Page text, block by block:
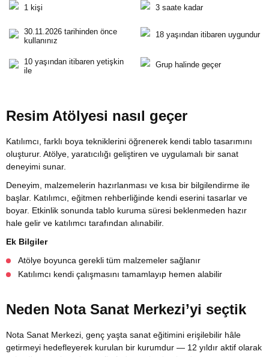
1 kişi 3 saate kadar
30.11.2026 tarihinden önce
kullanınız
18 yaşından itibaren uygundur
10 yaşından itibaren yetişkin
ile
Grup halinde geçer
Resim Atölyesi nasıl geçer
Katılımcı, farklı boya tekniklerini öğrenerek kendi tablo tasarımını
oluşturur. Atölye, yaratıcılığı geliştiren ve uygulamalı bir sanat
deneyimi sunar.
Deneyim, malzemelerin hazırlanması ve kısa bir bilgilendirme ile
başlar. Katılımcı, eğitmen rehberliğinde kendi eserini tasarlar ve
boyar. Etkinlik sonunda tablo kuruma süresi beklenmeden hazır
hale gelir ve katılımcı tarafından alınabilir.
Ek Bilgiler
Atölye boyunca gerekli tüm malzemeler sağlanır
Katılımcı kendi çalışmasını tamamlayıp hemen alabilir
Neden Nota Sanat Merkezi’yi seçtik
Nota Sanat Merkezi, genç yaşta sanat eğitimini erişilebilir hâle
getirmeyi hedefleyerek kurulan bir kurumdur — 12 yıldır aktif olarak